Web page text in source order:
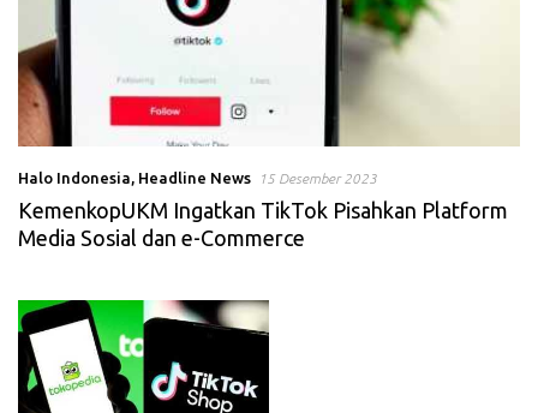
Halo Indonesia, Headline News 15 Desember 2023
KemenkopUKM Ingatkan TikTok Pisahkan Platform
Media Sosial dan e-Commerce